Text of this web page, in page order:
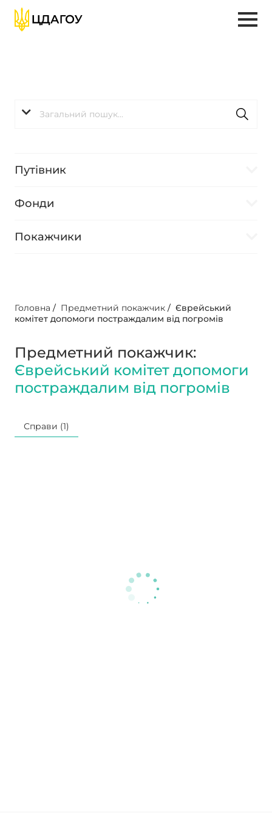
Путівник
Фонди
Покажчики
Головна / Предметний покажчик / Єврейський
комітет допомоги постраждалим від погромів
Предметний покажчик:
Єврейський комітет допомоги
постраждалим від погромів
Справи (1)